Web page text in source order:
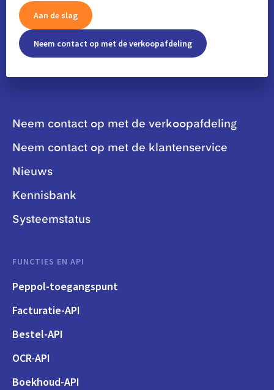
Aan de slag
Neem contact op met de verkoopafdeling
Neem contact op met de verkoopafdeling
Neem contact op met de klantenservice
Nieuws
Kennisbank
Systeemstatus
FUNCTIES EN API
Peppol-toegangspunt
Facturatie-API
Bestel-API
OCR-API
Boekhoud-API